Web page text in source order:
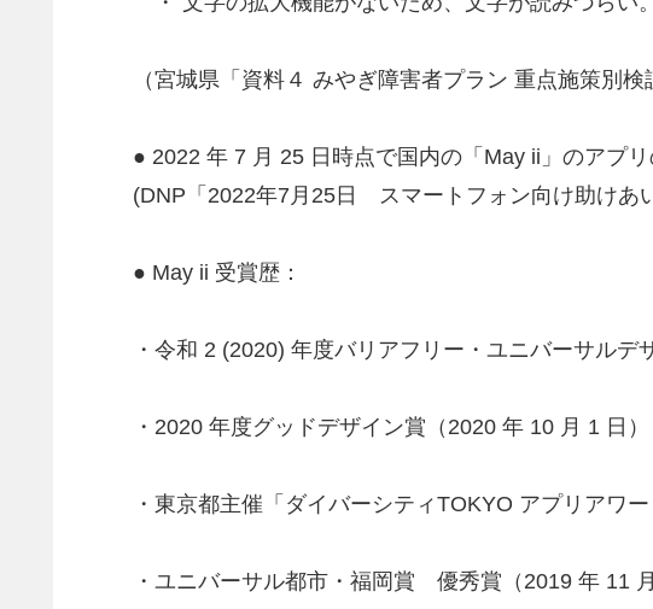
（宮城県「資料４ みやぎ障害者プラン 重点施策別検
● 2022 年 7 月 25 日時点で国内の「May ii」のアプ
(DNP「2022年7月25日 スマートフォン向け助けあ
● May ii 受賞歴：
・令和 2 (2020) 年度バリアフリー・ユニバーサル
・2020 年度グッドデザイン賞（2020 年 10 月 1 日）
・東京都主催「ダイバーシティTOKYO アプリアワ
・ユニバーサル都市・福岡賞 優秀賞（2019 年 11 月